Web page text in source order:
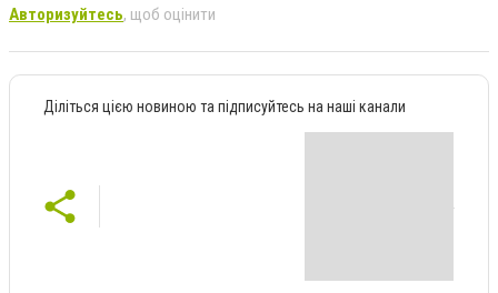
Авторизуйтесь, щоб оцінити
Діліться цією новиною та підписуйтесь на наші канали